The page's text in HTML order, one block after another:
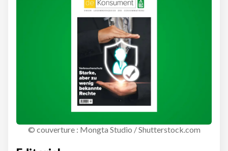
© couverture : Mongta Studio / Shutterstock.com